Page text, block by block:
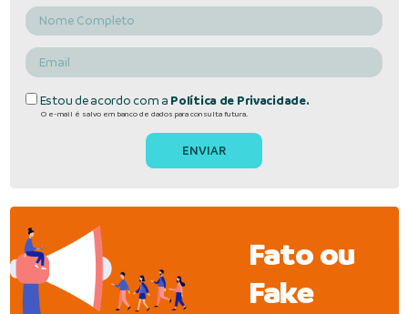
Estou de acordo com a Política de Privacidade.
O e-mail é salvo em banco de dados para consulta futura.
Fato ou
Fake